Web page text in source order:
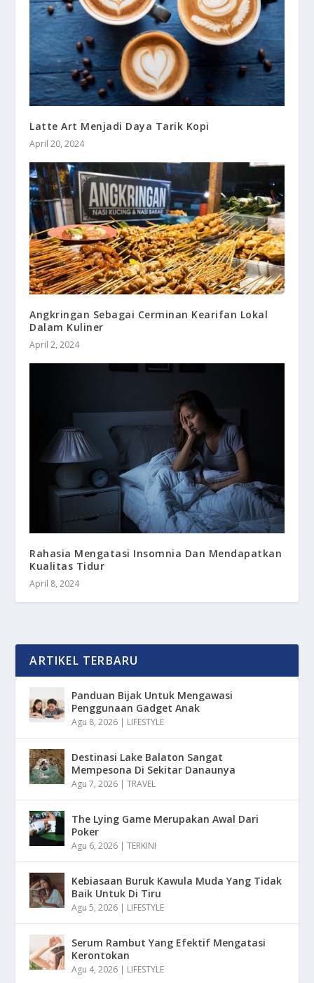
Latte Art Menjadi Daya Tarik Kopi
April 20, 2024
Angkringan Sebagai Cerminan Kearifan Lokal
Dalam Kuliner
April 2, 2024
Rahasia Mengatasi Insomnia Dan Mendapatkan
Kualitas Tidur
April 8, 2024
ARTIKEL TERBARU
Panduan Bijak Untuk Mengawasi
Penggunaan Gadget Anak
Agu 8, 2026 | LIFESTYLE
Destinasi Lake Balaton Sangat
Mempesona Di Sekitar Danaunya
Agu 7, 2026 |TRAVEL
The Lying Game Merupakan Awal Dari
Poker
Agu 6, 2026 |TERKINI
Kebiasaan Buruk Kawula Muda Yang Tidak
Baik Untuk Di Tiru
Agu 5, 2026 | LIFESTYLE
Serum Rambut Yang Efektif Mengatasi
Kerontokan
Agu 4, 2026 | LIFESTYLE